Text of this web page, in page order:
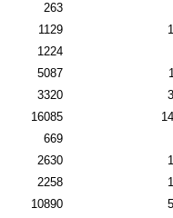
263
1129
1224
5087
3320
16085
669
2630
2258
10890